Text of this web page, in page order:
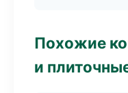
Похожие
и